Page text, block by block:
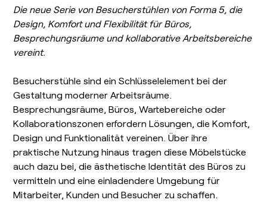
Die neue Serie von Besucherstühlen von Forma 5, die
Design, Komfort und Flexibilität für Büros,
Besprechungsräume und kollaborative Arbeitsbereiche
vereint.
Besucherstühle sind ein Schlüsselelement bei der
Gestaltung moderner Arbeitsräume.
Besprechungsräume, Büros, Wartebereiche oder
Kollaborationszonen erfordern Lösungen, die Komfort,
Design und Funktionalität vereinen. Über ihre
praktische Nutzung hinaus tragen diese Möbelstücke
auch dazu bei, die ästhetische Identität des Büros zu
vermitteln und eine einladendere Umgebung für
Mitarbeiter, Kunden und Besucher zu schaffen.